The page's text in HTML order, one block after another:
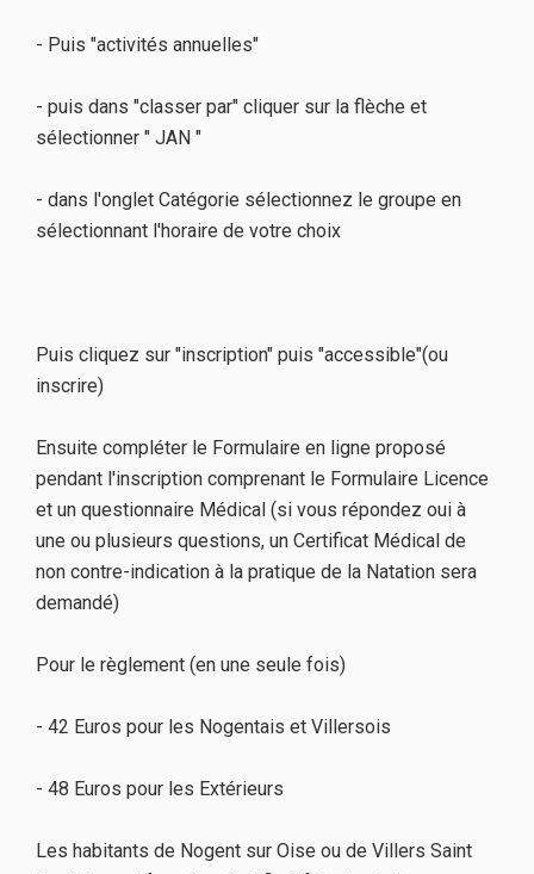
- Puis "activités annuelles"
- puis dans "classer par" cliquer sur la flèche et
sélectionner " JAN "
- dans l'onglet Catégorie sélectionnez le groupe en
sélectionnant l'horaire de votre choix
Puis cliquez sur "inscription" puis "accessible"(ou
inscrire)
Ensuite compléter le Formulaire en ligne proposé
pendant l'inscription comprenant le Formulaire Licence
et un questionnaire Médical (si vous répondez oui à
une ou plusieurs questions, un Certificat Médical de
non contre-indication à la pratique de la Natation sera
demandé)
Pour le règlement (en une seule fois)
- 42 Euros pour les Nogentais et Villersois
- 48 Euros pour les Extérieurs
Les habitants de Nogent sur Oise ou de Villers Saint